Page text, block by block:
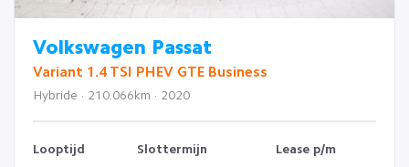
Volkswagen Passat
Variant 1.4 TSI PHEV GTE Business
Hybride · 210.066km · 2020
Looptijd Slottermijn
Lease p/m